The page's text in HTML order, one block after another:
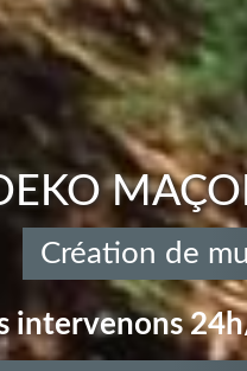
Création de
intervenons